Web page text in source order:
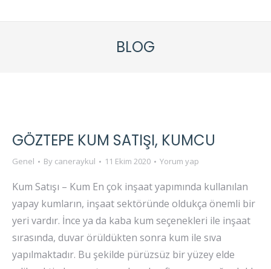
BLOG
GÖZTEPE KUM SATIŞI, KUMCU
Genel By caneraykul 11 Ekim 2020 Yorum yap
Kum Satışı – Kum En çok inşaat yapımında kullanılan
yapay kumların, inşaat sektöründe oldukça önemli bir
yeri vardır. İnce ya da kaba kum seçenekleri ile inşaat
sırasında, duvar örüldükten sonra kum ile sıva
yapılmaktadır. Bu şekilde pürüzsüz bir yüzey elde